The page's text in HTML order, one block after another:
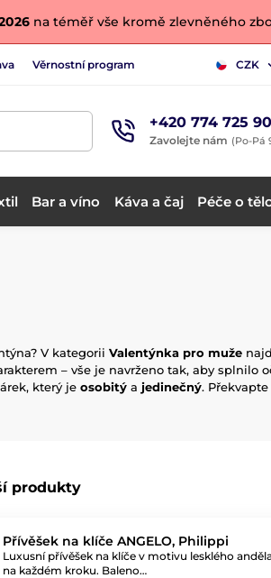
na téměř vše kromě zlevněného
Věrnostní program CZK
+420 774 725
Zavolejte nám (Po-Pá
Bar a víno Káva a čaj Péče o
V kategorii Valentýnka pro muže
– vše je navrženo tak, aby splnilo
který je osobitý a jedinečný.
produkty
Přívěšek na klíče ANGELO, Philippi
Luxusní přívěšek na klíče v motivu lesklého
na každém kroku. Baleno…